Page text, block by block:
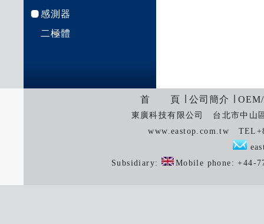
感測器
二極體
首 頁 公司簡介
東廣科技有限公司 台北市中山
www.eastop.com.tw
Subsidiary:
Mobile phone: +44-